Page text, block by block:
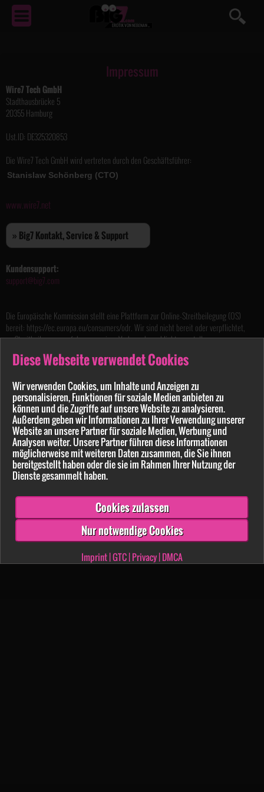
Diese Webseite verwendet Cookies
Wir verwenden Cookies, um Inhalte und Anzeigen zu
personalisieren, Funktionen für soziale Medien anbieten zu
können und die Zugriffe auf unsere Website zu analysieren.
Außerdem geben wir Informationen zu Ihrer Verwendung unserer
Website an unsere Partner für soziale Medien, Werbung und
Analysen weiter. Unsere Partner führen diese Informationen
möglicherweise mit weiteren Daten zusammen, die Sie ihnen
bereitgestellt haben oder die sie im Rahmen Ihrer Nutzung der
Dienste gesammelt haben.
Cookies zulassen
Nur notwendige Cookies
Imprint|GTC|Privacy|DMCA
EROTIKVON NEBENAN ...
Impressum
Wire7 Tech GmbH
Stadthausbrücke 5
20355 Hamburg
Ust.ID: DE325320853
Die Wire7 Tech GmbH wird vertreten durch den Geschäftsführer:
www.wire7.net
» Big7 Kontakt, Service & Support
Kundensupport:
support@big7.com
Die Europäische Kommission stellt eine Plattform zur Online-Streitbeilegung (OS)
bereit: https://ec.europa.eu/consumers/odr. Wir sind nicht bereit oder verpflichtet,
an Streitbeilegungsverfahren vor einer Verbraucherschlichtungsstelle
teilzunehmen.
Registergericht: Amtsgericht Hamburg
Sitz der Gesellschaft: Hamburg
Jugendschutzbeauftragter gemäß §7 Jugendmedienschutz-Staatsvertrag
nach dem Recht der Bundesrepublik Deutschland
Rechtsanwalt Marko Dörre
Marienstraße 8
10117 Berlin, Germany
Tel.:+49 (0) 30 400 544 99
Fax.:+49 (0) 30 400 544 98
für verwendete Grafiken diverser Bildarchive auf
Big7.com
halten wir zur besseren Lesbarkeit auf einer separaten Seite vor.